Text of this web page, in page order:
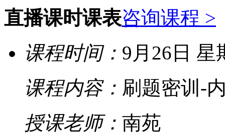
直播课时课表咨询课程 >
课程时间： 9月26日 星
课程内容： 刷题密训-
授课老师： 南苑